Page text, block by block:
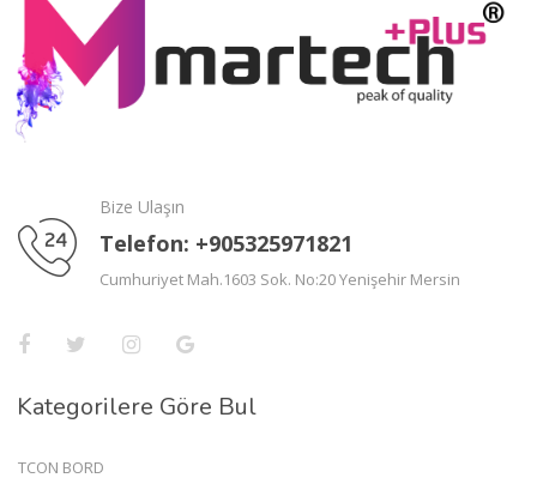
Bize Ulaşın
Telefon: +905325971821
Cumhuriyet Mah.1603 Sok. No:20 Yenişehir Mersin
Kategorilere Göre Bul
TCON BORD